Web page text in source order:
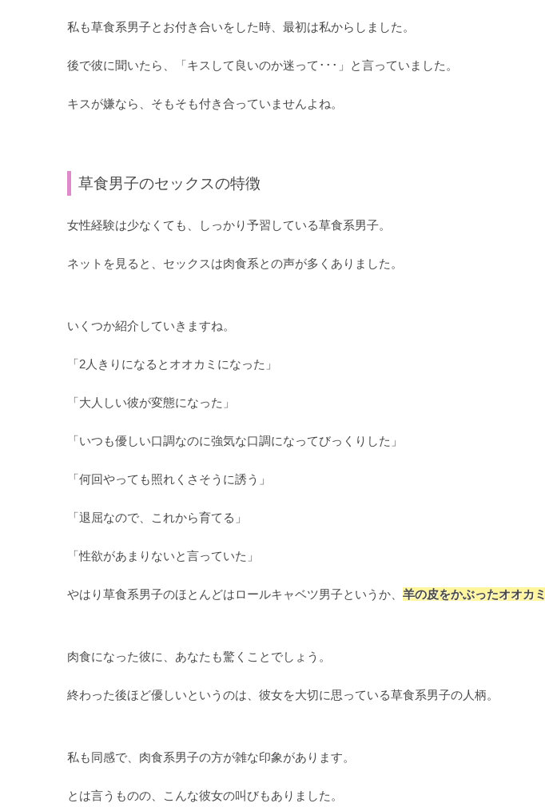
私も草食系男子とお付き合いをした時、最初は私からしました。
後で彼に聞いたら、「キスして良いのか迷って･･･」と言っていました。
キスが嫌なら、そもそも付き合っていませんよね。
草食男子のセックスの特徴
女性経験は少なくても、しっかり予習している草食系男子。
ネットを見ると、セックスは肉食系との声が多くありました。
いくつか紹介していきますね。
「2人きりになるとオオカミになった」
「大人しい彼が変態になった」
「いつも優しい口調なのに強気な口調になってびっくりした」
「何回やっても照れくさそうに誘う」
「退屈なので、これから育てる」
「性欲があまりないと言っていた」
やはり草食系男子のほとんどはロールキャベツ男子というか、 羊の皮をかぶったオオカミ
肉食になった彼に、あなたも驚くことでしょう。
終わった後ほど優しいというのは、彼女を大切に思っている草食系男子の人柄。
私も同感で、肉食系男子の方が雑な印象があります。
とは言うものの、こんな彼女の叫びもありました。